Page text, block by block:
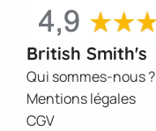
British Smith's
Qui sommes-nous ?
Mentions légales
CGV